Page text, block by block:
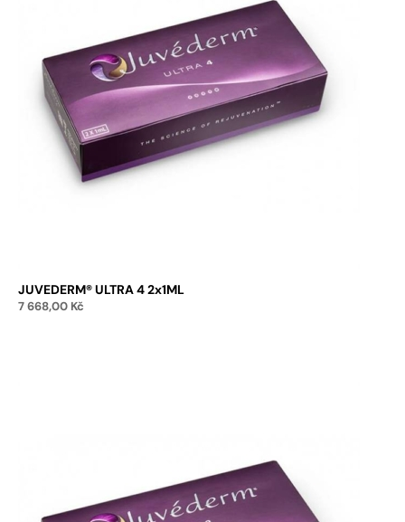
JUVEDERM® ULTRA 4 2x1ML
7 668,00 Kč